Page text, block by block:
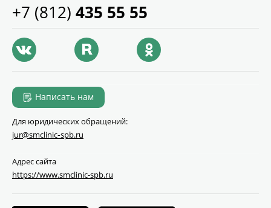
+7 (812) 435 55 55
Написать нам
Для юридических обращений:
jur@smclinic‑spb.ru
Адрес сайта
https://www.smclinic-spb.ru